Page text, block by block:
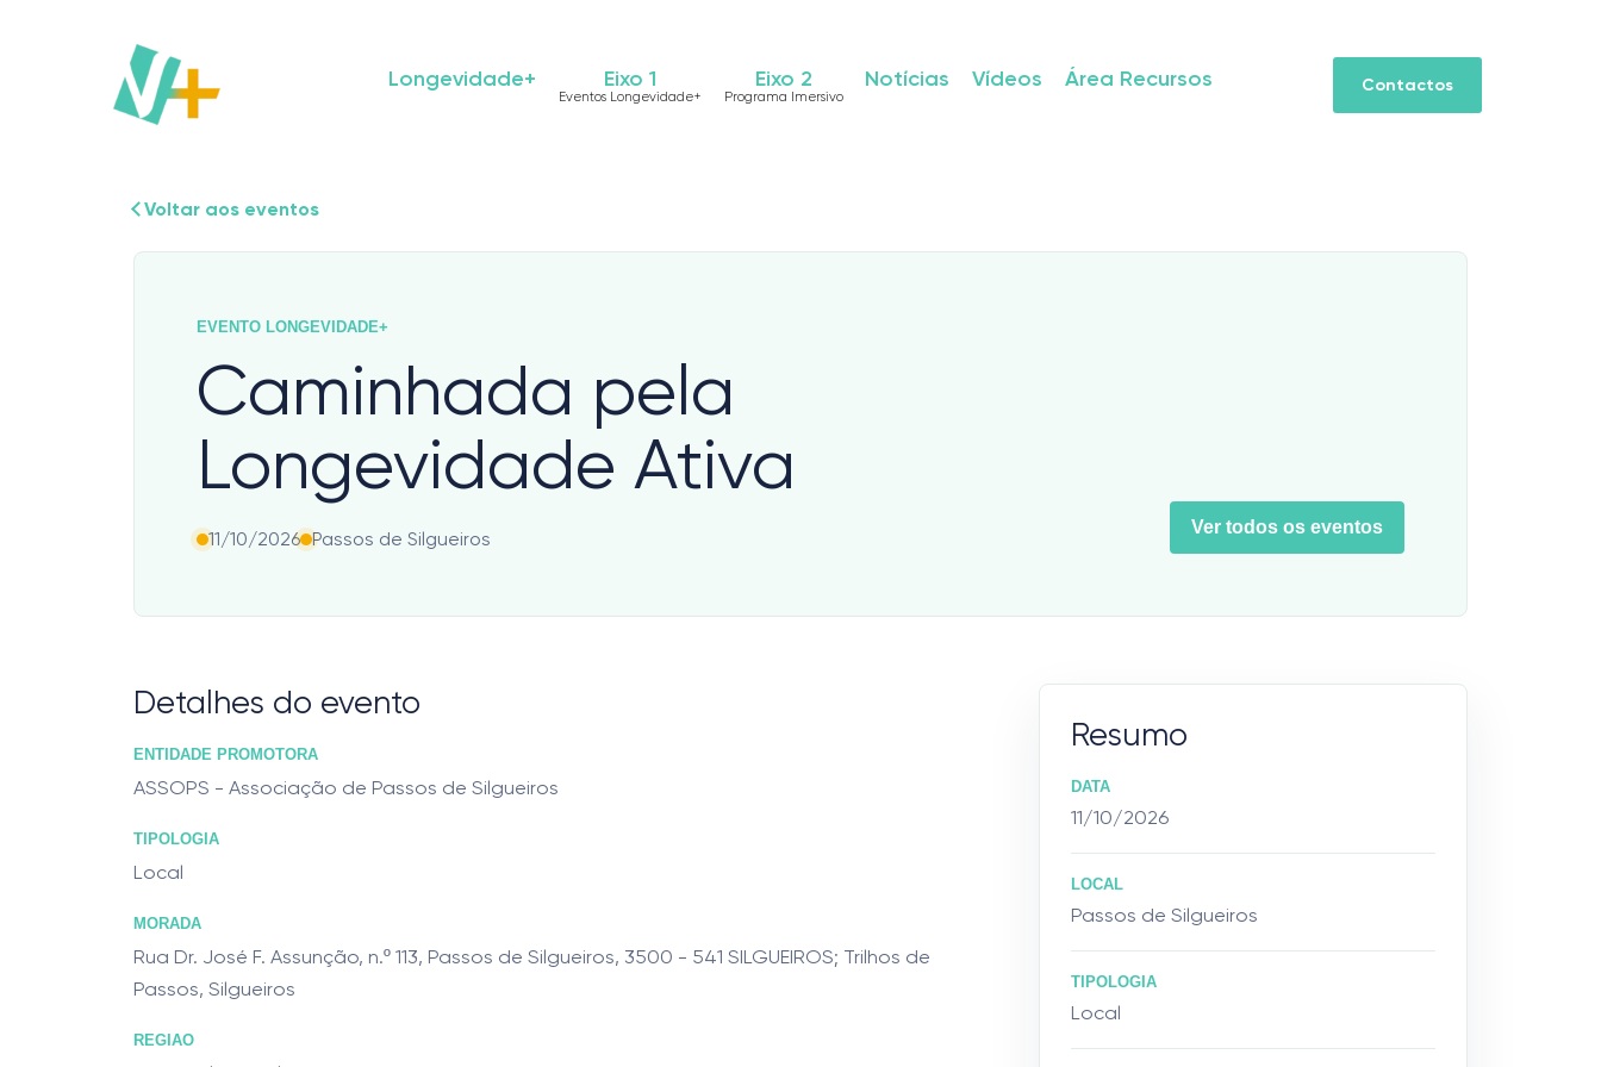
Longevidade+ Eixo 1
Eventos Longevidade+
Eixo 2
Programa Imersivo
Notícias Vídeos Área Recursos Contactos
Voltar aos eventos
EVENTO LONGEVIDADE+
Caminhada pela
Longevidade Ativa
11/10/2026 Passos de Silgueiros Ver todos os eventos
Detalhes do evento
ENTIDADE PROMOTORA
ASSOPS - Associação de Passos de Silgueiros
TIPOLOGIA
Local
MORADA
Rua Dr. José F. Assunção, n.º 113, Passos de Silgueiros, 3500 - 541 SILGUEIROS; Trilhos de
Passos, Silgueiros
REGIAO
Resumo
DATA
11/10/2026
LOCAL
Passos de Silgueiros
TIPOLOGIA
Local